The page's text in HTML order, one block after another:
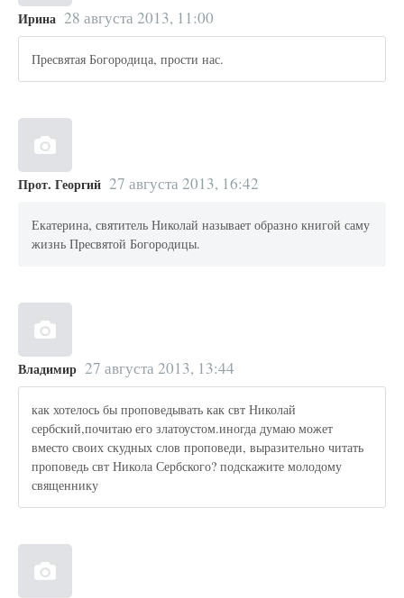
Ирина 28 августа 2013, 11:00
Пресвятая Богородица, прости нас.
Прот. Георгий 27 августа 2013, 16:42
Екатерина, святитель Николай называет образно книгой саму
жизнь Пресвятой Богородицы.
Владимир 27 августа 2013, 13:44
как хотелось бы проповедывать как свт Николай
сербский,почитаю его златоустом.иногда думаю может
вместо своих скудных слов проповеди, выразительно читать
проповедь свт Никола Сербского? подскажите молодому
священнику